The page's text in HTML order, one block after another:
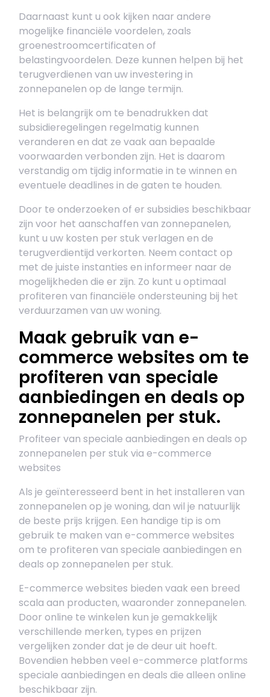
Daarnaast kunt u ook kijken naar andere
mogelijke financiële voordelen, zoals
groenestroomcertificaten of
belastingvoordelen. Deze kunnen helpen bij het
terugverdienen van uw investering in
zonnepanelen op de lange termijn.
Het is belangrijk om te benadrukken dat
subsidieregelingen regelmatig kunnen
veranderen en dat ze vaak aan bepaalde
voorwaarden verbonden zijn. Het is daarom
verstandig om tijdig informatie in te winnen en
eventuele deadlines in de gaten te houden.
Door te onderzoeken of er subsidies beschikbaar
zijn voor het aanschaffen van zonnepanelen,
kunt u uw kosten per stuk verlagen en de
terugverdientijd verkorten. Neem contact op
met de juiste instanties en informeer naar de
mogelijkheden die er zijn. Zo kunt u optimaal
profiteren van financiële ondersteuning bij het
verduurzamen van uw woning.
Maak gebruik van e-
commerce websites om te
profiteren van speciale
aanbiedingen en deals op
zonnepanelen per stuk.
Profiteer van speciale aanbiedingen en deals op
zonnepanelen per stuk via e-commerce
websites
Als je geïnteresseerd bent in het installeren van
zonnepanelen op je woning, dan wil je natuurlijk
de beste prijs krijgen. Een handige tip is om
gebruik te maken van e-commerce websites
om te profiteren van speciale aanbiedingen en
deals op zonnepanelen per stuk.
E-commerce websites bieden vaak een breed
scala aan producten, waaronder zonnepanelen.
Door online te winkelen kun je gemakkelijk
verschillende merken, types en prijzen
vergelijken zonder dat je de deur uit hoeft.
Bovendien hebben veel e-commerce platforms
speciale aanbiedingen en deals die alleen online
beschikbaar zijn.